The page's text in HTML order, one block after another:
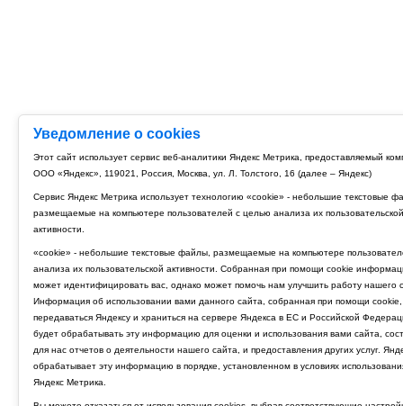
Уведомление о cookies
Этот сайт использует сервис веб-аналитики Яндекс Метрика, предоставляемый
ООО «Яндекс», 119021, Россия, Москва, ул. Л. Толстого, 16 (далее – Яндекс)
Сервис Яндекс Метрика использует технологию «cookie» - небольшие текстовые
размещаемые на компьютере пользователей с целью анализа их пользовательской
активности.
«cookie» - небольшие текстовые файлы, размещаемые на компьютере
анализа их пользовательской активности. Собранная при помощи cookie
может идентифицировать вас, однако может помочь нам улучшить работу нашего
Информация об использовании вами данного сайта, собранная при помощи cookie,
передаваться Яндексу и храниться на сервере Яндекса в ЕС и Российской
будет обрабатывать эту информацию для оценки и использования вами сайта,
для нас отчетов о деятельности нашего сайта, и предоставления других услуг.
обрабатывает эту информацию в порядке, установленном в условиях
Яндекс Метрика.